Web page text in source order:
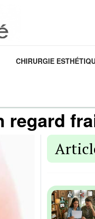
CHIRURGIE
regard